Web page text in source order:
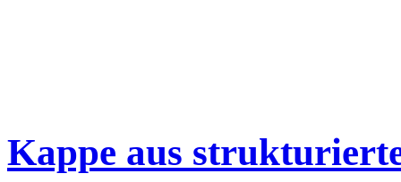
Kappe aus